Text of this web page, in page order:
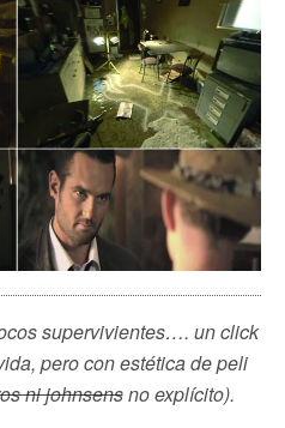
supervivientes…. un click
pero con estética de peli
ni johnsensno explícito).